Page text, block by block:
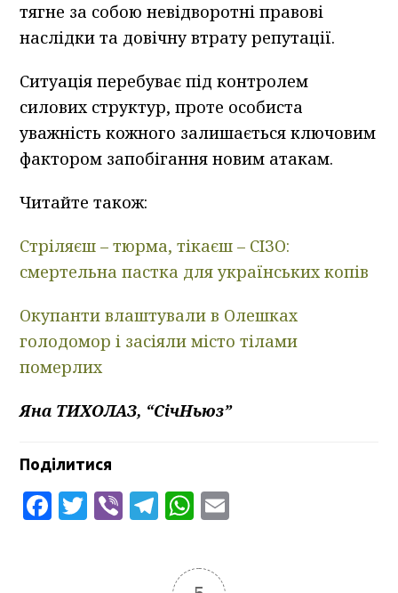
тягне за собою невідворотні правові
наслідки та довічну втрату репутації.
Ситуація перебуває під контролем
силових структур, проте особиста
уважність кожного залишається ключовим
фактором запобігання новим атакам.
Читайте також:
Стріляєш – тюрма, тікаєш – СІЗО:
смертельна пастка для українських копів
Окупанти влаштували в Олешках
голодомор і засіяли місто тілами
померлих
Яна ТИХОЛАЗ, “СічНьюз”
Поділитися
Facebook
Twitter
ViberTelegram
WhatsApp